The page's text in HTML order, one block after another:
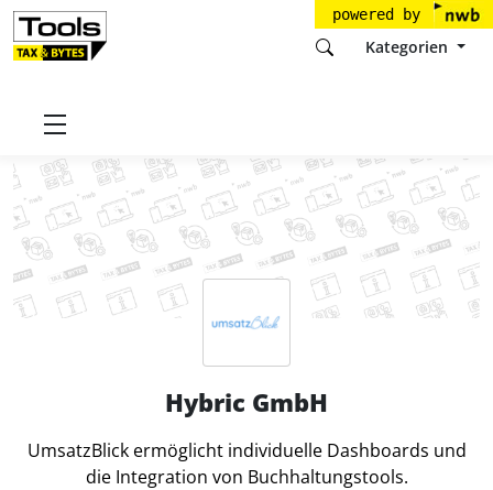
powered by
Kategorien
Startseite
Hybric GmbH
UmsatzBlick ermöglicht individuelle Dashboards und
die Integration von Buchhaltungstools.